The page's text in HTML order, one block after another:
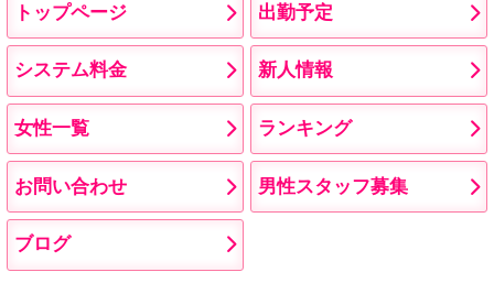
トップページ 出勤予定
システム料金 新人情報
女性一覧 ランキング
お問い合わせ 男性スタッフ募集
ブログ